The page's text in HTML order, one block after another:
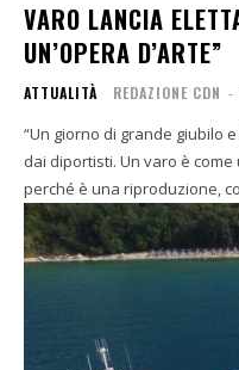
VARO LANCIA
UN’OPERA D’ARTE”
ATTUALITÀ REDAZIONE CDN -
“Un giorno di grande giubilo
dai diportisti. Un varo è come
perché è una riproduzione,